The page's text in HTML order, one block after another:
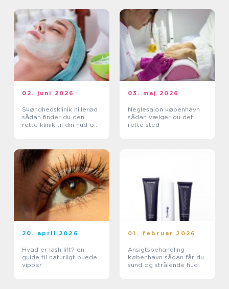
02. juni 2026
Skøndhedsklinik hillerød
sådan finder du den
rette klinik til din hud og
03. maj 2026
Neglesalon københavn
sådan vælger du det
rette sted
20. april 2026
Hvad er lash lift? en
guide til naturligt buede
vipper
01. februar 2026
Ansigtsbehandling
københavn sådan får du
sund og strålende hud